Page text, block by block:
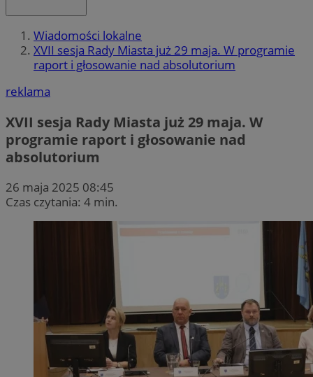
Wiadomości lokalne
XVII sesja Rady Miasta już 29 maja. W programie
raport i głosowanie nad absolutorium
reklama
XVII sesja Rady Miasta już 29 maja. W
programie raport i głosowanie nad
absolutorium
26 maja 2025 08:45
Czas czytania: 4 min.